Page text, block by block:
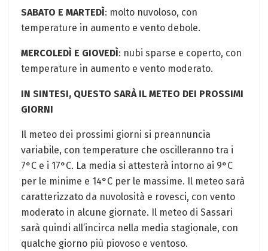
SABATO E MARTEDÌ: molto nuvoloso, con
temperature in aumento e vento debole.
MERCOLEDÌ E GIOVEDÌ: nubi sparse e coperto, con
temperature in aumento e vento moderato.
IN SINTESI, QUESTO SARÀ IL METEO DEI PROSSIMI
GIORNI
Il meteo dei prossimi giorni si preannuncia
variabile, con temperature che oscilleranno tra i
7°C e i 17°C. La media si attesterà intorno ai 9°C
per le minime e 14°C per le massime. Il meteo sarà
caratterizzato da nuvolosità e rovesci, con vento
moderato in alcune giornate. Il meteo di Sassari
sarà quindi all’incirca nella media stagionale, con
qualche giorno più piovoso e ventoso.